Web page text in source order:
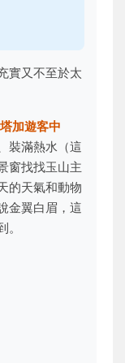
實又不至於太
加遊客中
裝滿熱水（這
窗找找玉山主
的天氣和動物
金翼白眉，這